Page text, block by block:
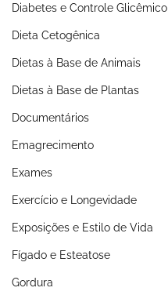
Diabetes e Controle Glicêmico
Dieta Cetogênica
Dietas à Base de Animais
Dietas à Base de Plantas
Documentários
Emagrecimento
Exames
Exercício e Longevidade
Exposições e Estilo de Vida
Fígado e Esteatose
Gordura